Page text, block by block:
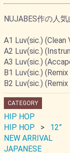
NUJABES作の人
A1 Luv(sic.) (Clean
A2 Luv(sic.)
A3 Luv(sic.)
B1 Luv(sic.) (Remix
B2 Luv(sic.)
CATEGORY
HIP HOP
HIP HOP
12”
NEW ARRIVAL
JAPANESE